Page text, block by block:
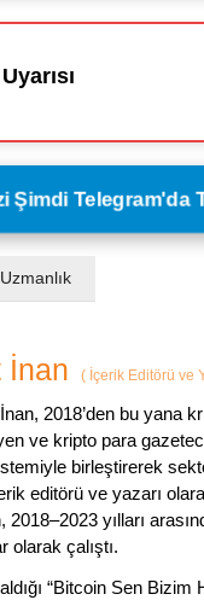
Şimdi Telegram'da
İnan ( İçerik Editörü ve
2018’den bu yana
ve kripto para
birleştirerek
editörü ve yazarı
yılları
olarak çalıştı.
“Bitcoin Sen